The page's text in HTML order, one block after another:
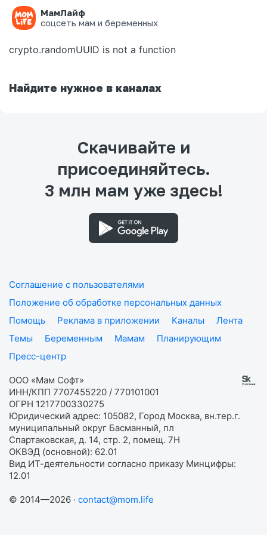
МамЛайф
соцсеть мам и беременных
Ошибка на странице
crypto.randomUUID is not a function
Найдите нужное в каналах
Скачивайте и
присоединяйтесь.
3 млн мам уже здесь!
Соглашение с пользователями
Положение об обработке персональных данных
Помощь
Реклама в приложении Каналы
Лента
Темы
Беременным Мамам
Планирующим
Пресс-центр
ООО «Мам Софт»
ИНН/КПП 7707455220 / 770101001
ОГРН 1217700330275
Юридический адрес: 105082, Город Москва, вн.тер.г.
муниципальный округ Басманный, пл
Спартаковская, д. 14, стр. 2, помещ. 7Н
ОКВЭД (основной): 62.01
Вид ИТ-деятельности согласно приказу Минцифры:
12.01
© 2014—2026 · contact@mom.life